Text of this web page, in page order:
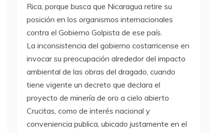
Rica, porque busca que Nicaragua retire su
posición en los organismos internacionales
contra el Gobierno Golpista de ese país.
La inconsistencia del gobierno costarricense en
invocar su preocupación alrededor del impacto
ambiental de las obras del dragado, cuando
tiene vigente un decreto que declara el
proyecto de minería de oro a cielo abierto
Crucitas, como de interés nacional y
conveniencia publica, ubicado justamente en el